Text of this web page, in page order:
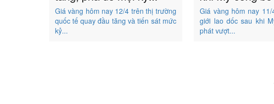
Giá vàng hôm nay 12/4 trên thị trường
quốc tế quay đầu tăng và tiến sát mức
kỷ...
Giá vàng hôm nay
giới lao dốc sau khi
phát vượt...